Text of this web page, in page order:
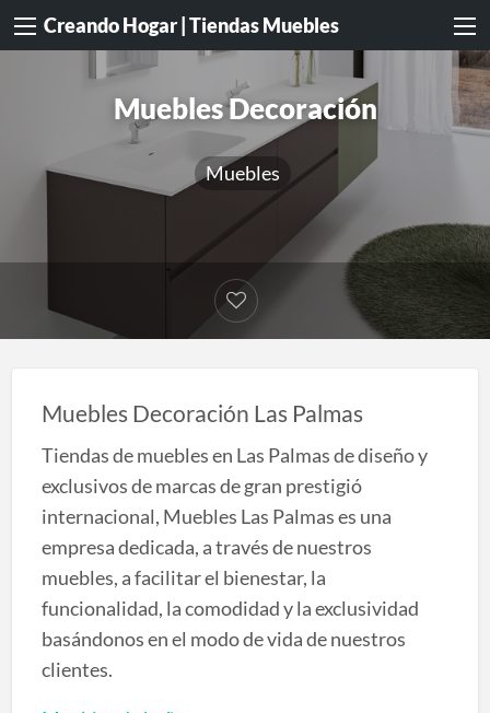
Creando Hogar | Tiendas Muebles
Muebles Decoración
Muebles
Muebles Decoración Las Palmas
Tiendas de muebles en Las Palmas de diseño y
exclusivos de marcas de gran prestigió
internacional, Muebles Las Palmas es una
empresa dedicada, a través de nuestros
muebles, a facilitar el bienestar, la
funcionalidad, la comodidad y la exclusividad
basándonos en el modo de vida de nuestros
clientes.